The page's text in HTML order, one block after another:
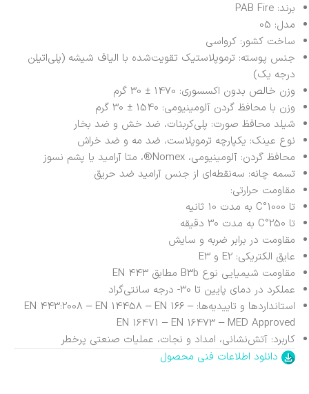
برند: PAB Fire
مدل: 05
ساخت کشور: کرواسی
جنس پوسته: ترموپلاستیک تقویت‌شده با الیاف شیشه (پلی‌اتیلن
درجه یک)
وزن خالص بدون اکسسوری: 1470 ± 30 گرم
وزن با محافظ گردن آلومینیومی: 1540 ± 30 گرم
شیلد محافظ صورت: پلی‌کربنات، ضد خش و ضد بخار
نوع عینک: یکپارچه ترموپلاست، ضد مه و ضد خراش
محافظ گردن: آلومینیومی، Nomex®، متا آرامید یا پشم نسوز
تسمه چانه: سه‌نقطه‌ای از جنس آرامید ضد حریق
مقاومت حرارتی:
تا 1000°C به مدت 10 ثانیه
تا 250°C به مدت 30 دقیقه
مقاومت در برابر ضربه و سایش
عایق الکتریکی: E2 و E3
مقاومت شیمیایی نوع B3b مطابق EN 443
عملکرد در دمای پایین تا 30- درجه سانتی‌گراد
استانداردها و تاییدیه‌ها: EN 443:2008 – EN 14458 – EN 166 –
EN 16471 – EN 16473 – MED Approved
کاربرد: آتش‌نشانی، امداد و نجات، عملیات صنعتی پرخطر
دانلود اطلاعات فنی محصول